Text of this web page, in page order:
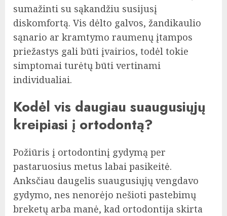
sumažinti su sąkandžiu susijusį
diskomfortą. Vis dėlto galvos, žandikaulio
sąnario ar kramtymo raumenų įtampos
priežastys gali būti įvairios, todėl tokie
simptomai turėtų būti vertinami
individualiai.
Kodėl vis daugiau suaugusiųjų
kreipiasi į ortodontą?
Požiūris į ortodontinį gydymą per
pastaruosius metus labai pasikeitė.
Anksčiau daugelis suaugusiųjų vengdavo
gydymo, nes nenorėjo nešioti pastebimų
breketų arba manė, kad ortodontija skirta